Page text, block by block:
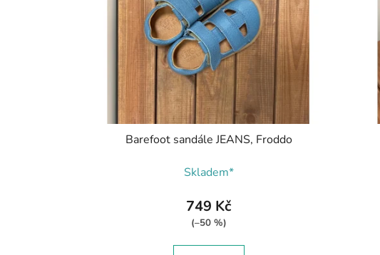
Barefoot sandále JEANS, Froddo
Skladem*
749 Kč
(–50 %)